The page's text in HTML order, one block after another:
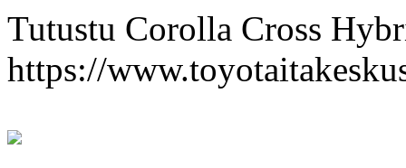
Tutustu Corolla Cross
https://